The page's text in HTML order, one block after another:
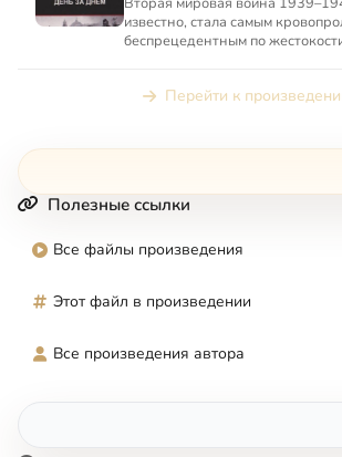
известно, стала самым
беспрецедентным по
Перейти к
Полезные ссылки
Все файлы произведения
Этот файл в произведении
Все произведения автора